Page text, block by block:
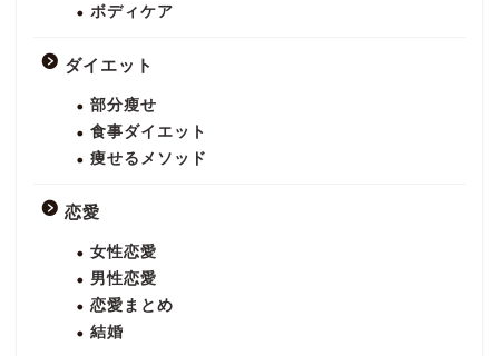
ボディケア
ダイエット
部分瘦せ
食事ダイエット
痩せるメソッド
恋愛
女性恋愛
男性恋愛
恋愛まとめ
結婚